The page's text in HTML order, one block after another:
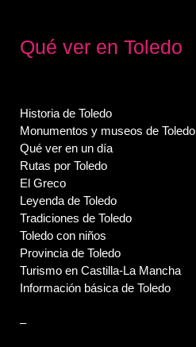
Qué ver en Toledo
Historia de Toledo
Monumentos y museos de Toledo
Qué ver en un día
Rutas por Toledo
El Greco
Leyenda de Toledo
Tradiciones de Toledo
Toledo con niños
Provincia de Toledo
Turismo en Castilla-La Mancha
Información básica de Toledo
–